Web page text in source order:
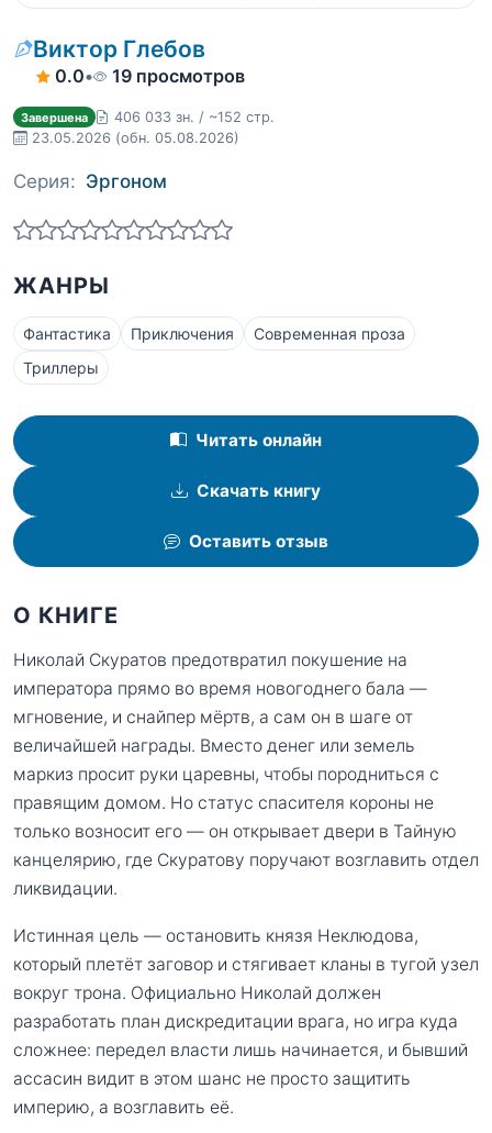
Виктор Глебов
0.0• 19 просмотров
Завершена
406 033 зн. / ~152 стр.
23.05.2026 (обн. 05.08.2026)
Серия: Эргоном
ЖАНРЫ
Фантастика Приключения
Современная проза
Триллеры
Читать онлайн
Скачать книгу
Оставить отзыв
О КНИГЕ
Николай Скуратов предотвратил покушение на
императора прямо во время новогоднего бала —
мгновение, и снайпер мёртв, а сам он в шаге от
величайшей награды. Вместо денег или земель
маркиз просит руки царевны, чтобы породниться с
правящим домом. Но статус спасителя короны не
только возносит его — он открывает двери в Тайную
канцелярию, где Скуратову поручают возглавить отдел
ликвидации.
Истинная цель — остановить князя Неклюдова,
который плетёт заговор и стягивает кланы в тугой узел
вокруг трона. Официально Николай должен
разработать план дискредитации врага, но игра куда
сложнее: передел власти лишь начинается, и бывший
ассасин видит в этом шанс не просто защитить
империю, а возглавить её.